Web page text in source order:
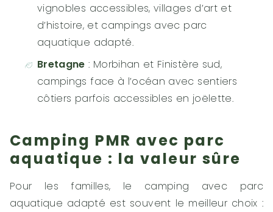
vignobles accessibles, villages d’art et
d’histoire, et campings avec parc
aquatique adapté.
Bretagne : Morbihan et Finistère sud,
campings face à l’océan avec sentiers
côtiers parfois accessibles en joëlette.
Camping PMR avec parc
aquatique : la valeur sûre
Pour les familles, le camping avec parc
aquatique adapté est souvent le meilleur choix :